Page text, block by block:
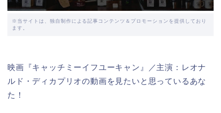
※当サイトは、独自制作による記事コンテンツ＆プロモーションを提供しており
ます。
映画『キャッチミーイフユーキャン』／主演：レオナ
ルド・ディカプリオの動画を見たいと思っているあな
た！